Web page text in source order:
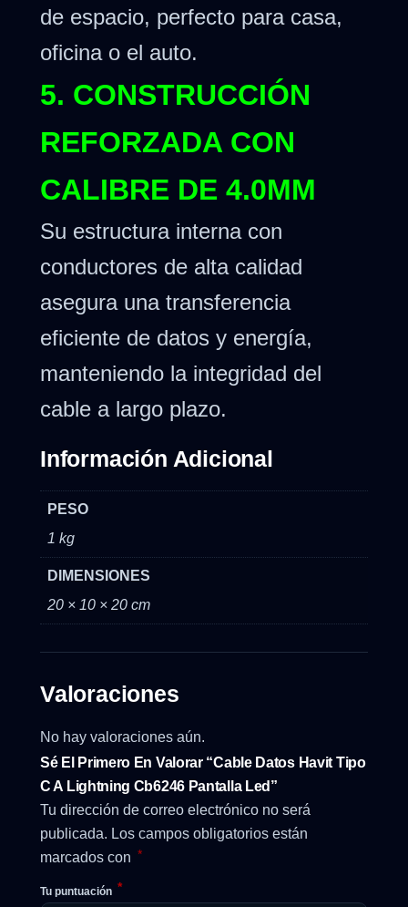
de espacio, perfecto para casa,
oficina o el auto.
5. CONSTRUCCIÓN
REFORZADA CON
CALIBRE DE 4.0MM
Su estructura interna con
conductores de alta calidad
asegura una transferencia
eficiente de datos y energía,
manteniendo la integridad del
cable a largo plazo.
Información Adicional
PESO
1 kg
DIMENSIONES
20 × 10 × 20 cm
Valoraciones
No hay valoraciones aún.
Sé El Primero En Valorar “Cable Datos Havit Tipo
C A Lightning Cb6246 Pantalla Led”
Tu dirección de correo electrónico no será
publicada. Los campos obligatorios están
marcados con *
Tu puntuación *